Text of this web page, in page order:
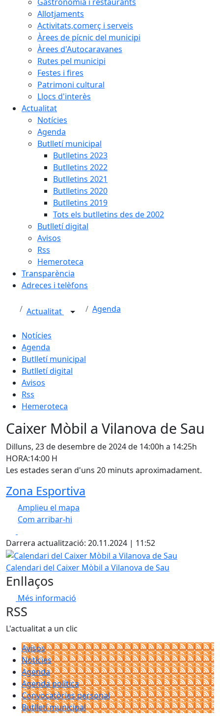
Allotjaments
Activitats,comerç i serveis
Àrees de pícnic del municipi
Àrees d'Autocaravanes
Rutes pel municipi
Festes i fires
Patrimoni cultural
Llocs d'interès
Actualitat
Notícies
Agenda
Butlletí municipal
Butlletins 2023
Butlletins 2022
Butlletins 2021
Butlletins 2020
Butlletins 2019
Tots els butlletins des de 2002
Butlletí digital
Avisos
Rss
Hemeroteca
Transparència
Adreces i telèfons
Actualitat Agenda
Notícies
Agenda
Butlletí municipal
Butlletí digital
Avisos
Rss
Hemeroteca
Caixer Mòbil a Vilanova de Sau
Dilluns, 23 de desembre de 2024 de 14:00h a 14:25h
HORA:14:00 H
Les estades seran d'uns 20 minuts aproximadament.
Zona Esportiva
Amplieu el mapa
Com arribar-hi
+
−
Darrera actualització: 20.11.2024 | 11:52
Calendari del Caixer Mòbil a Vilanova de Sau
Calendari del Caixer Mòbil a Vilanova de Sau
Enllaços
Més informació
RSS
L'actualitat a un clic
Avisos
Notícies
Agenda
Agenda política
Convocatòries personal
Butlletí municipal